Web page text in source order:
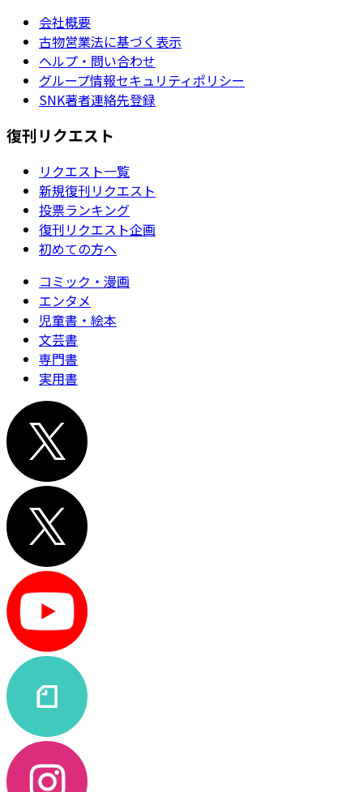
会社概要
古物営業法に基づく表示
ヘルプ・問い合わせ
グループ情報セキュリティポリシー
SNK著者連絡先登録
復刊リクエスト
リクエスト一覧
新規復刊リクエスト
投票ランキング
復刊リクエスト企画
初めての方へ
コミック・漫画
エンタメ
児童書・絵本
文芸書
専門書
実用書